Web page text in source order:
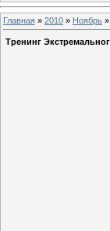
Главная » 2010 » Ноябрь »
Тренинг